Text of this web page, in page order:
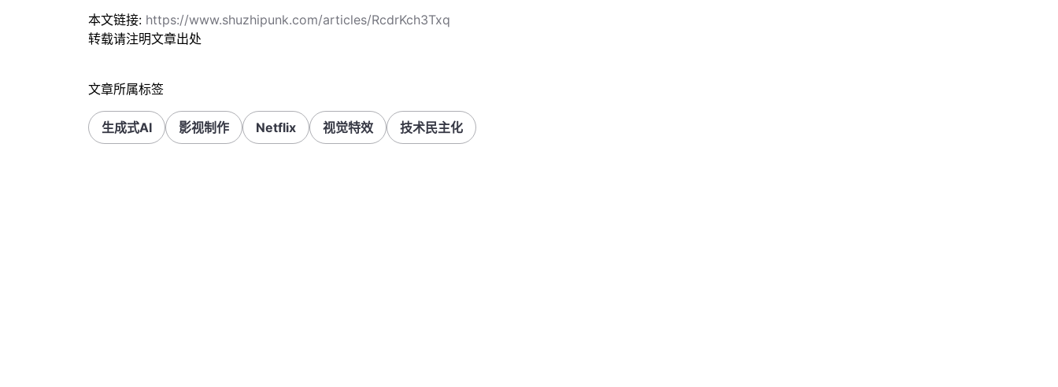
本文链接: https://www.shuzhipunk.com/articles/RcdrKch3Txq
转载请注明文章出处
文章所属标签
生成式AI 影视制作 Netflix 视觉特效 技术民主化